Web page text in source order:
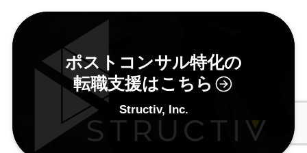
ポストコンサル特化の
転職支援はこちら
Structiv, Inc.